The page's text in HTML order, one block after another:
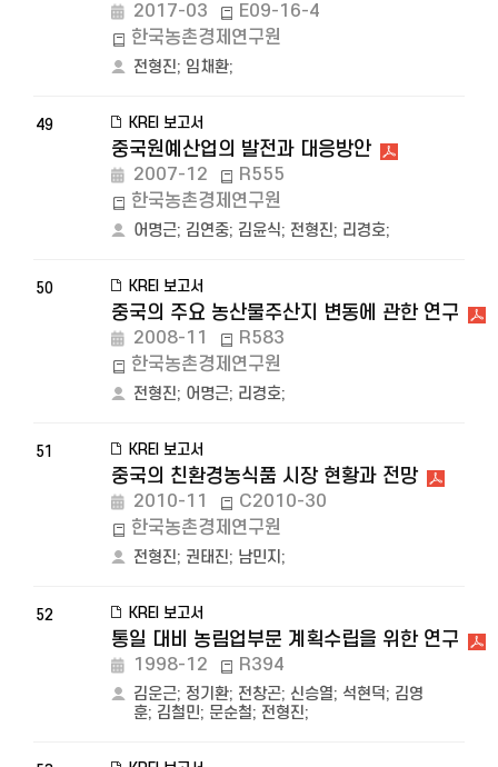
2017-03
E09-16-4
한국농촌경제연구원
전형진; 임채환;
49 KREI 보고서
중국원예산업의 발전과 대응방안
2007-12
R555
한국농촌경제연구원
어명근; 김연중; 김윤식; 전형진; 리경호;
50 KREI 보고서
중국의 주요 농산물주산지 변동에 관한 연구
2008-11
R583
한국농촌경제연구원
전형진; 어명근; 리경호;
51 KREI 보고서
중국의 친환경농식품 시장 현황과 전망
2010-11
C2010-30
한국농촌경제연구원
전형진; 권태진; 남민지 ;
52 KREI 보고서
통일 대비 농림업부문 계획수립을 위한 연구
1998-12 R394
김운근; 정기환; 전창곤; 신승열; 석현덕; 김영
훈; 김철민; 문순철; 전형진;